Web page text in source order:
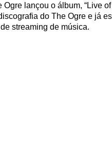
lançou o álbum, “Live
do The Ogre e já
streaming de música.